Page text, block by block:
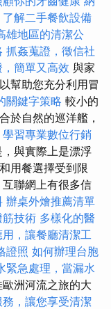
了解二手餐飲設備
雄地區的清潔公
抓姦蒐證，徵信社
簡單又高效 與家
幫助您充分利用冒
關鍵字策略 較小的
於自然的巡洋艦，
學習專業數位行銷
與實際上是漂浮
用餐選擇受到限
聯網上有很多信
辦桌外燴推薦清單
筋技術 多樣化的醫
，讓餐廳清潔工
證照 如何辦理台胞
緊急處理，當漏水
洲河流之旅的大
務，讓您享受清潔